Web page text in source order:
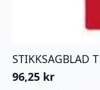
STIKKSAGBLAD
96,25 kr